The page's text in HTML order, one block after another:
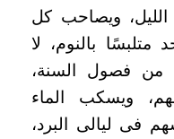
ويصاحب كل
بالنوم، لا
فصول السنة،
ويسكب الماء
فى ليالى البرد،